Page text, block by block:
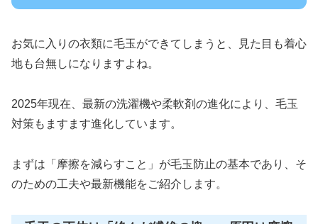
お気に入りの衣類に毛玉ができてしまうと、見た目も着心
地も台無しになりますよね。
2025年現在、最新の洗濯機や柔軟剤の進化により、毛玉
対策もますます進化しています。
まずは「摩擦を減らすこと」が毛玉防止の基本であり、そ
のための工夫や最新機能をご紹介します。